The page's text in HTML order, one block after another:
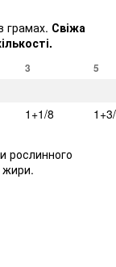
грамах. Свіжа
3 5
1+1/8
рослинного
жири.